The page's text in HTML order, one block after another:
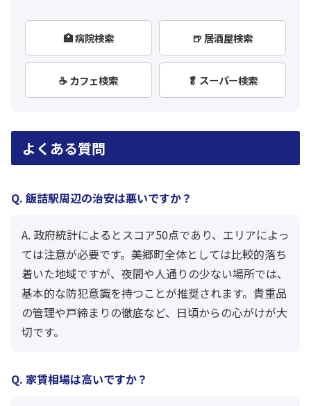
🏥 病院検索 🍺 居酒屋検索
☕ カフェ検索 🥬 スーパー検索
よくある質問
Q. 飯詰駅周辺の治安は悪いですか？
A. 政府統計によるとスコア50点であり、エリアによっ
ては注意が必要です。美郷町全体としては比較的落ち
着いた地域ですが、夜間や人通りの少ない場所では、
基本的な防犯意識を持つことが推奨されます。貴重品
の管理や戸締まりの徹底など、日頃からの心がけが大
切です。
Q. 家賃相場は高いですか？